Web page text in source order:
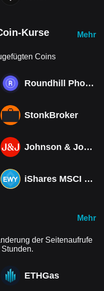
Kurse Mehr
Coins
Roundhill Photonics & Optics ETF
StonkBroker
Johnson & Johnson (Derivatives)
iShares MSCI South Korea ETF Tokenized bStocks
Mehr
der Seitenaufrufe
ETHGas